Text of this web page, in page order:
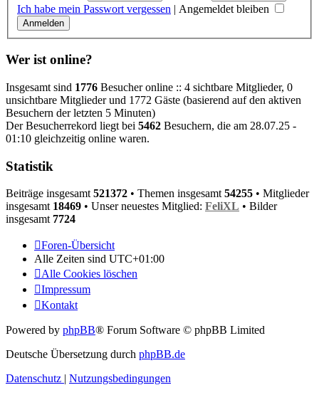
Ich habe mein Passwort vergessen | Angemeldet bleiben
Wer ist online?
Insgesamt sind 1776 Besucher online :: 4 sichtbare Mitglieder, 0
unsichtbare Mitglieder und 1772 Gäste (basierend auf den aktiven
Besuchern der letzten 5 Minuten)
Der Besucherrekord liegt bei 5462 Besuchern, die am 28.07.25 -
01:10 gleichzeitig online waren.
Statistik
Beiträge insgesamt 521372 • Themen insgesamt 54255 • Mitglieder
insgesamt 18469 • Unser neuestes Mitglied: FeliXL • Bilder
insgesamt 7724
Foren-Übersicht
Alle Zeiten sind UTC+01:00
Alle Cookies löschen
Impressum
Kontakt
Powered by phpBB® Forum Software © phpBB Limited
Deutsche Übersetzung durch phpBB.de
Datenschutz | Nutzungsbedingungen